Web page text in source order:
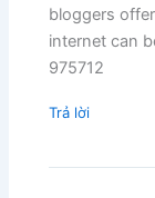
bloggers
internet can
975712
Trả lời